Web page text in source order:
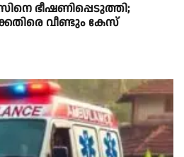
ഭീഷണിപ്പെടുത്തി;
വീണ്ടും കേസ്